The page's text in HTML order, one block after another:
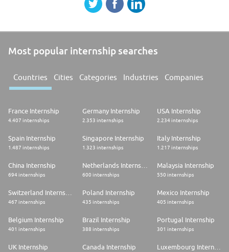
Most popular internship searches
Countries Cities Categories Industries Companies
France Internship
4.407 internships
Germany Internship
2.353 internships
USA Internship
2.234 internships
Spain Internship
1.487 internships
Singapore Internship
1.323 internships
Italy Internship
1.217 internships
China Internship
694 internships 600 internships
Malaysia Internship
550 internships
467 internships
Poland Internship
435 internships
Mexico Internship
405 internships
Belgium Internship
401 internships
Brazil Internship
388 internships
Portugal Internship
301 internships
UK Internship Canada Internship Luxembourg Internship